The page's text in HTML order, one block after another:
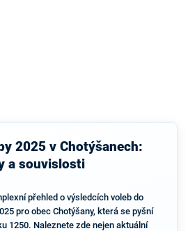
2025 v Chotýšanech:
a souvislosti
přehled o výsledcích voleb do
pro obec Chotýšany, která se pyšní
1250. Naleznete zde nejen aktuální